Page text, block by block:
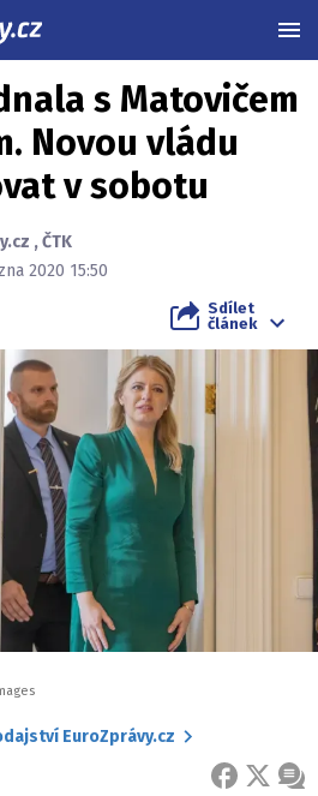
s Matovičem
Novou vládu
v sobotu
,ČTK
2020 15:50
Sdílet
článek
EuroZprávy.cz
FACEBOOK
X